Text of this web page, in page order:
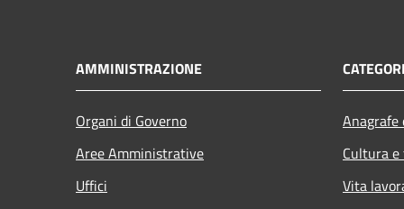
AMMINISTRAZIONE
Organi di Governo
Aree Amministrative
Uffici
Cultura
Vita